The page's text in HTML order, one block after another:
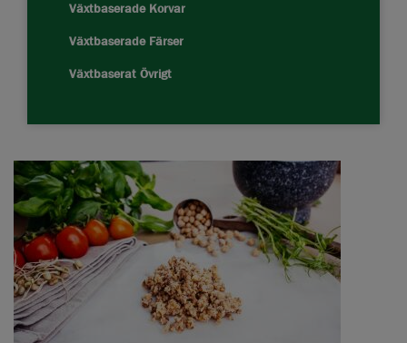
Växtbaserade Korvar
Växtbaserade Färser
Växtbaserat Övrigt